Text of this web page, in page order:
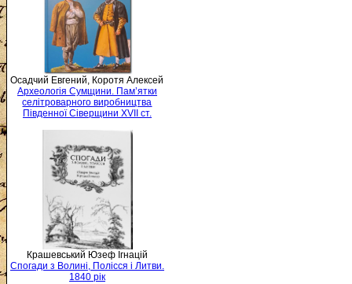
Осадчий Евгений, Коротя Алексей
Археологія Сумщини. Пам’ятки
селітроварного виробництва
Південної Сіверщини XVII ст.
Крашевський Юзеф Ігнацій
Спогади з Волині, Полісся і Литви.
1840 рік